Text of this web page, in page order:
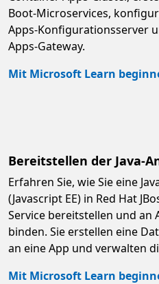
Boot-Microservices,
Apps-Konfigurationsserver
Apps-Gateway.
Mit Microsoft Learn
Bereitstellen der Java-
Erfahren Sie, wie Sie eine
(Javascript EE) in Red Hat
Service bereitstellen und an
binden. Sie erstellen eine
an eine App und verwalten
Mit Microsoft Learn